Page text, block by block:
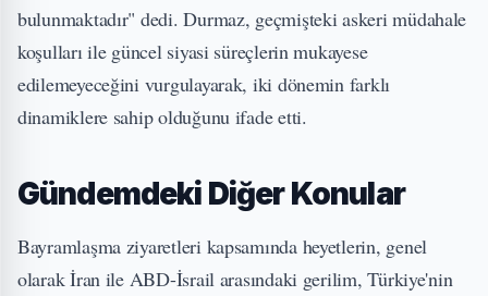
bulunmaktadır" dedi. Durmaz, geçmişteki askeri müdahale
koşulları ile güncel siyasi süreçlerin mukayese
edilemeyeceğini vurgulayarak, iki dönemin farklı
dinamiklere sahip olduğunu ifade etti.
Gündemdeki Diğer Konular
Bayramlaşma ziyaretleri kapsamında heyetlerin, genel
olarak İran ile ABD-İsrail arasındaki gerilim, Türkiye'nin